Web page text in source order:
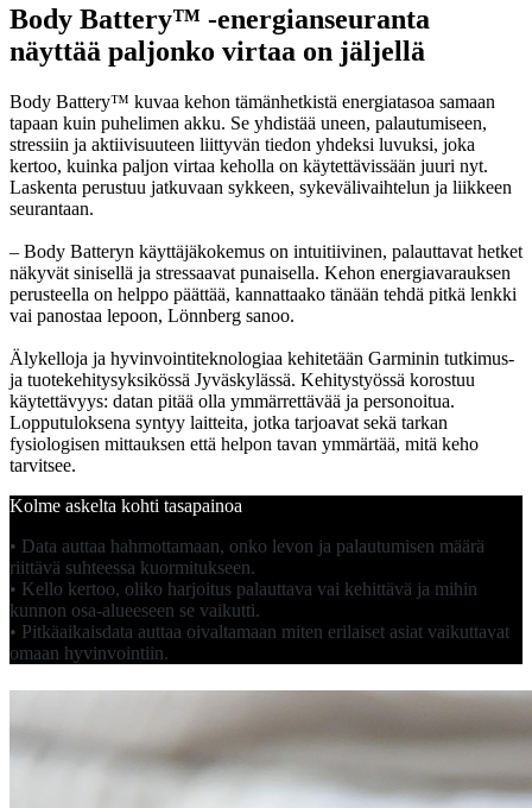
Body Battery™ -energianseuranta
näyttää paljonko virtaa on jäljellä
Body Battery™ kuvaa kehon tämänhetkistä energiatasoa samaan
tapaan kuin puhelimen akku. Se yhdistää uneen, palautumiseen,
stressiin ja aktiivisuuteen liittyvän tiedon yhdeksi luvuksi, joka
kertoo, kuinka paljon virtaa keholla on käytettävissään juuri nyt.
Laskenta perustuu jatkuvaan sykkeen, sykevälivaihtelun ja liikkeen
seurantaan.
– Body Batteryn käyttäjäkokemus on intuitiivinen, palauttavat hetket
näkyvät sinisellä ja stressaavat punaisella. Kehon energiavarauksen
perusteella on helppo päättää, kannattaako tänään tehdä pitkä lenkki
vai panostaa lepoon, Lönnberg sanoo.
Älykelloja ja hyvinvointiteknologiaa kehitetään Garminin tutkimus-
ja tuotekehitysyksikössä Jyväskylässä. Kehitystyössä korostuu
käytettävyys: datan pitää olla ymmärrettävää ja personoitua.
Lopputuloksena syntyy laitteita, jotka tarjoavat sekä tarkan
fysiologisen mittauksen että helpon tavan ymmärtää, mitä keho
tarvitsee.
Kolme askelta kohti tasapainoa
• Data auttaa hahmottamaan, onko levon ja palautumisen määrä
riittävä suhteessa kuormitukseen.
• Kello kertoo, oliko harjoitus palauttava vai kehittävä ja mihin
kunnon osa-alueeseen se vaikutti.
• Pitkäaikaisdata auttaa oivaltamaan miten erilaiset asiat vaikuttavat
omaan hyvinvointiin.